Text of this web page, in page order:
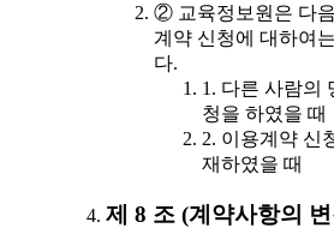
② 교육정보원은 다
계약 신청에 대하여
다.
1. 다른 사람의
청을 하였을 때
2. 이용계약 신
재하였을 때
제 8 조 (계약사항의